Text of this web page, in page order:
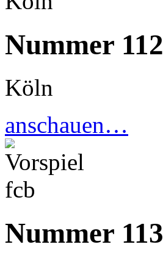
Nummer 112
Köln
anschauen…
Nummer 113